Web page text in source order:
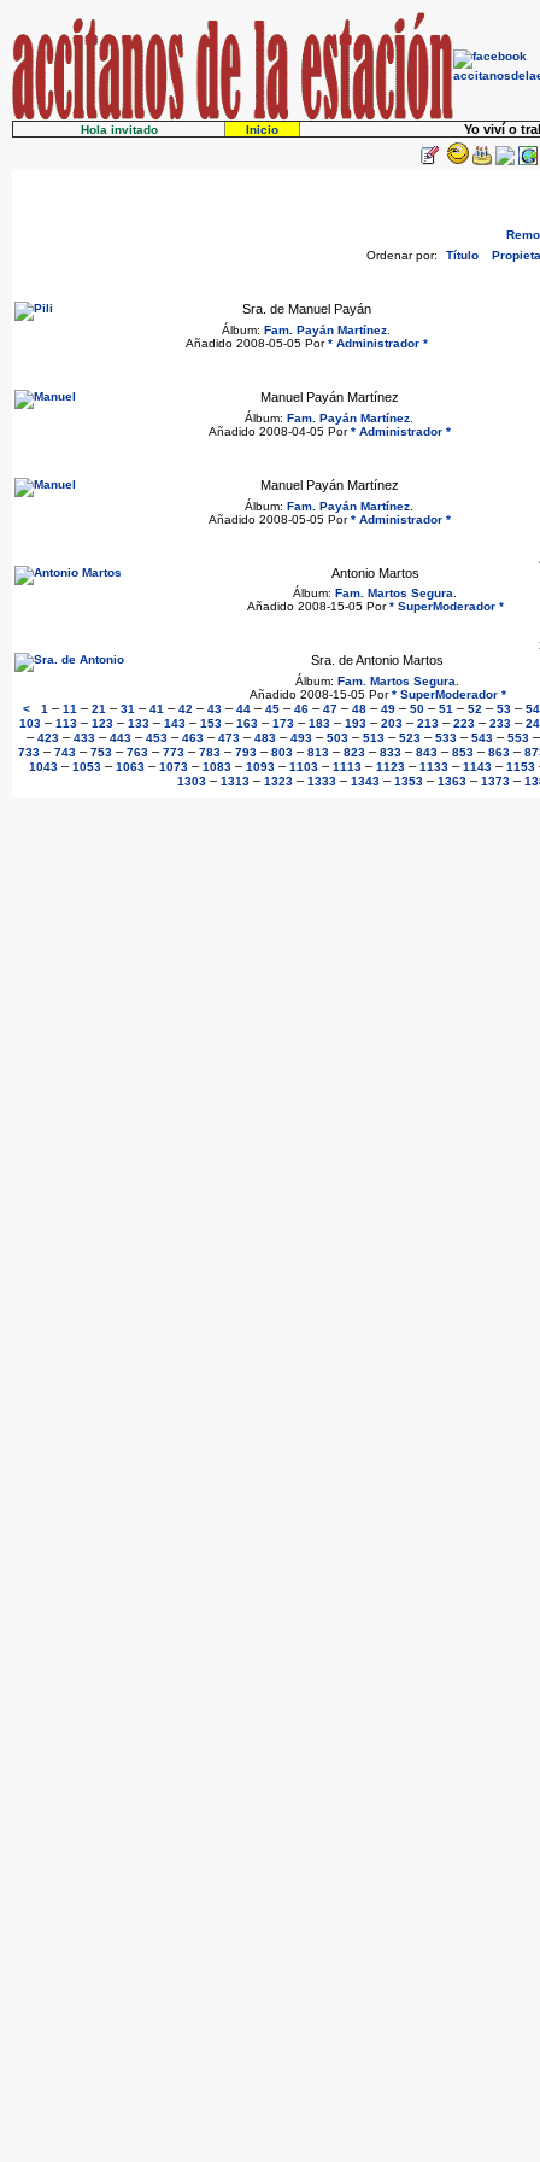
Hola invitado Inicio Yo viví o
Ordenar por:
Título
Sra. de Manuel Payán
Álbum: Fam. Payán Martínez
Añadido 2008-05-05 Por* Administrador *
Manuel Payán Martínez
Álbum: Fam. Payán Martínez
Añadido 2008-04-05 Por* Administrador *
Manuel Payán Martínez
Álbum: Fam. Payán Martínez
Añadido 2008-05-05 Por* Administrador *
Antonio Martos
Álbum: Fam. Martos Segura.
Añadido 2008-15-05 Por* SuperModerador *
Sra. de Antonio Martos
Álbum: Fam. Martos Segura
Añadido 2008-15-05 Por* SuperModerador *
<
1 – 11 – 21 – 31 – 41 – 42 – 43 – 44 – 45 – 46 – 47 – 48 – 49 – 50 – 51 – 52 – 53 – 54
103 – 113 – 123 – 133 – 143 – 153 – 163 – 173 – 183 – 193 – 203 – 213 – 223 – 233 –
– 423 – 433 – 443 – 453 – 463 – 473 – 483 – 493 – 503 – 513 – 523 – 533 – 543 – 553
733– 743– 753– 763– 773– 783– 793– 803– 813– 823– 833– 843– 853– 863–
1043– 1053– 1063– 1073– 1083– 1093– 1103– 1113– 1123– 1133– 1143– 1153
1303– 1313– 1323– 1333– 1343– 1353– 1363– 1373–